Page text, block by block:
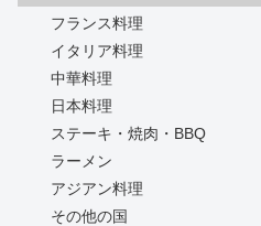
フランス料理
イタリア料理
中華料理
日本料理
ステーキ・焼肉・BBQ
ラーメン
アジアン料理
その他の国